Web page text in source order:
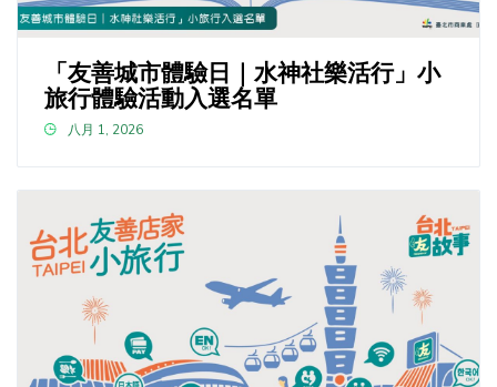
「友善城市體驗日｜水神社樂活行」小
旅行體驗活動入選名單
八月 1, 2026